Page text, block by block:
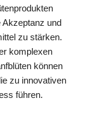
Akzeptanz und
zu stärken.
komplexen
können
zu innovativen
führen.